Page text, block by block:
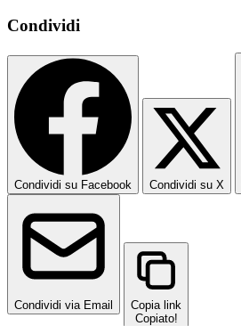
Condividi
Condividi su Facebook Condividi su X
Condividi via Email
Copia link
Copiato!